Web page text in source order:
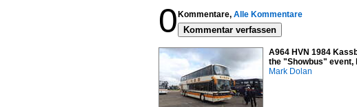
0 Kommentare, Alle Kommentare
Kommentar verfassen
A964 HVN 1984
the "Showbus" event,
Mark Dolan